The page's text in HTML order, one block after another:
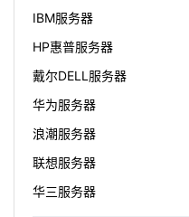
IBM服务器
HP惠普服务器
戴尔DELL服务器
华为服务器
浪潮服务器
联想服务器
华三服务器